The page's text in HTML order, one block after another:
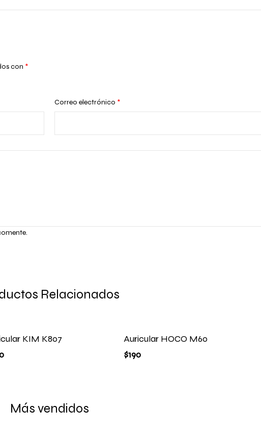
con *
Correo electrónico *
Relacionados
KIM K807
Auricular HOCO M60
$190
Más vendidos